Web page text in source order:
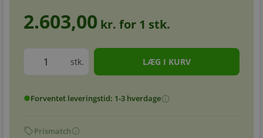
2.603,00 kr. for 1 stk.
stk.
circleForventet leveringstid: 1-3 hverdageinfo
sellPrismatchinfo